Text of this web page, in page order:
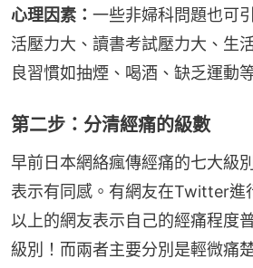
心理因素： 一些非婦科問題也可
活壓力大、讀書考試壓力大、生
良習慣如抽煙、喝酒、缺乏運動
第二步：分清經痛的級數
早前日本網絡瘋傳經痛的七大級
表示有同感。有網友在Twitter進
以上的網友表示自己的經痛程度
級別！而兩者主要分別是輕微痛